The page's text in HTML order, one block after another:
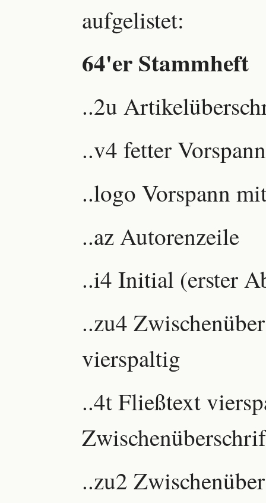
aufgelistet:
64'er Stammheft
..2u
..v4 fetter Vorspann
..logo Vorspann
..az Autorenzeile
..i4 Initial (erster
..zu4
vierspaltig
..4t Fließtext
..zu2